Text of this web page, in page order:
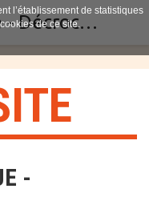
ITE
-
l’établissement de statistiques
de ce site.Weixler Frédérique - Décrocheurs